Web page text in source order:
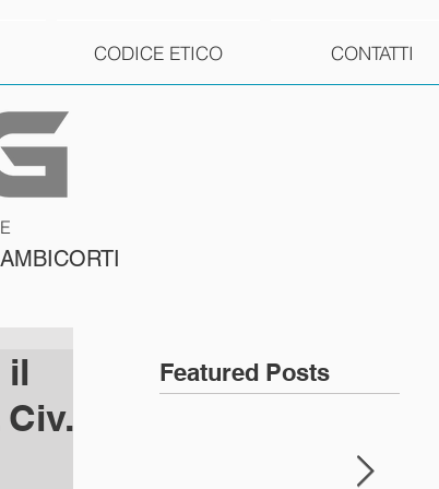
CODICE ETICO CONTATTI
il
Featured Posts